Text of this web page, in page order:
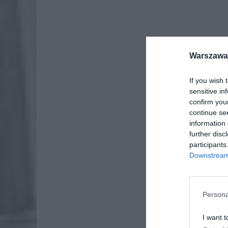
If you wish
sensitive
confirm
continue
information
further
I want